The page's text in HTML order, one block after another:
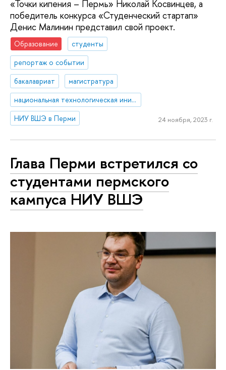
«Точки кипения – Пермь» Николай Косвинцев, а
победитель конкурса «Студенческий стартап»
Денис Малинин представил свой проект.
Образование
студенты
репортаж о событии
бакалавриат
магистратура
национальная технологическая инициатива
НИУ ВШЭ в Перми
24 ноября, 2023 г.
Глава Перми встретился со
студентами пермского
кампуса НИУ ВШЭ